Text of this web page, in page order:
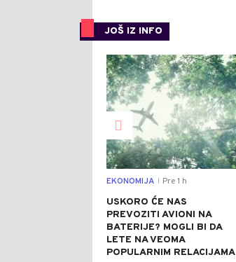
JOŠ IZ INFO
EKONOMIJA Pre 1 h
USKORO ĆE NAS
PREVOZITI AVIONI NA
BATERIJE? MOGLI BI DA
LETE NA VEOMA
POPULARNIM RELACIJAMA